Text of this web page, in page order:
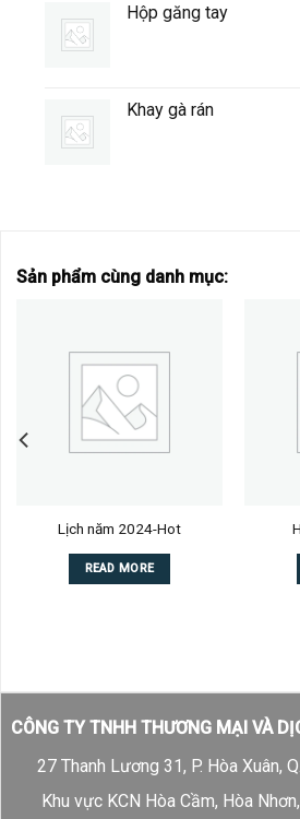
Hộp găng tay
Khay gà rán
Sản phẩm cùng danh mục:
Lịch năm 2024-Hot
READ MORE
CÔNG TY TNHH THƯƠNG MẠI VÀ
27 Thanh Lương 31, P. Hòa Xuân,
Khu vực KCN Hòa Cầm, Hòa